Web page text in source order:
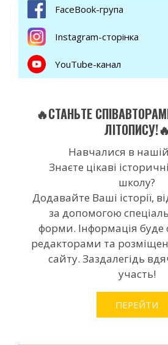
FaceBook-група
Instagram-сторінка
YouTube-канал
🔥СТАНЬТЕ
ЛІТОПИСУ!🔥
Навчалися в
Знаєте цікаві
школу?
Додавайте Ваші історії,
за допомогою
форми. Інформація
редакторами та
сайту. Заздалегідь
участь!
ПЕРЕЙТИ